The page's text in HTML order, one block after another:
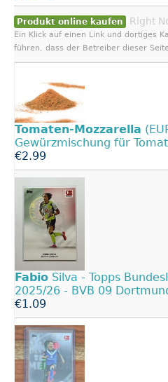
Produkt online kaufen Right
Ein Klick auf einen Link und dortiges
führen, dass der Betreiber dieser
Tomaten-Mozzarella
Gewürzmischung für
€2.99
Fabio Silva - Topps
2025/26 - BVB 09
€1.09